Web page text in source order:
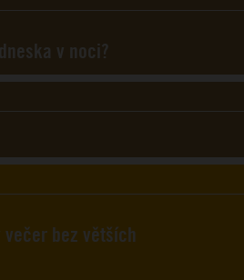
v noci?
večer bez větších